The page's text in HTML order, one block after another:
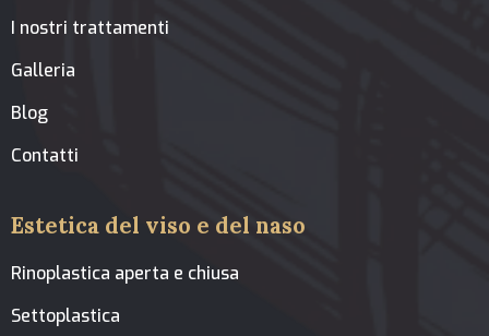
I nostri trattamenti
Galleria
Blog
Contatti
Estetica del viso e del naso
Rinoplastica aperta e chiusa
Settoplastica